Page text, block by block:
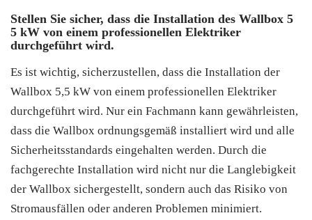
Stellen Sie sicher, dass die Installation des Wallbox 5
5 kW von einem professionellen Elektriker
durchgeführt wird.
Es ist wichtig, sicherzustellen, dass die Installation der
Wallbox 5,5 kW von einem professionellen Elektriker
durchgeführt wird. Nur ein Fachmann kann gewährleisten,
dass die Wallbox ordnungsgemäß installiert wird und alle
Sicherheitsstandards eingehalten werden. Durch die
fachgerechte Installation wird nicht nur die Langlebigkeit
der Wallbox sichergestellt, sondern auch das Risiko von
Stromausfällen oder anderen Problemen minimiert.